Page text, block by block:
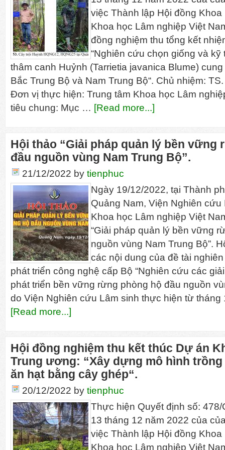
việc Thành lập Hội đồng
Khoa học Lâm nghiệp Việt
đồng nghiệm thu tổng kết
“Nghiên cứu chọn giống và kỹ
thâm canh Huỷnh (Tarrietia javanica Blume)
Bắc Trung Bộ và Nam Trung Bộ“. Chủ nhiệm:
Đơn vị thực hiện: Trung tâm Khoa học Lâm
tiêu chung: Mục … [Read more...]
Hội thảo “Giải pháp quản lý bền vững
đầu nguồn vùng Nam Trung Bộ”.
21/12/2022 by tienphuc
Ngày 19/12/2022, tại Thành
Quảng Nam, Viện Nghiên
Khoa học Lâm nghiệp Việt
“Giải pháp quản lý bền vững
nguồn vùng Nam Trung Bộ”.
các nội dung của đề tài
phát triển công nghệ cấp Bộ “Nghiên cứu các
phát triển bền vững rừng phòng hộ đầu nguồn
do Viện Nghiên cứu Lâm sinh thực hiện từ
[Read more...]
Hội đồng nghiệm thu kết thúc Dự án
Trung ương: “Xây dựng mô hình
ăn hạt bằng cây ghép“.
20/12/2022 by tienphuc
Thực hiện Quyết định số:
13 tháng 12 năm 2022 của
việc Thành lập Hội đồng
Khoa học Lâm nghiệp Việt